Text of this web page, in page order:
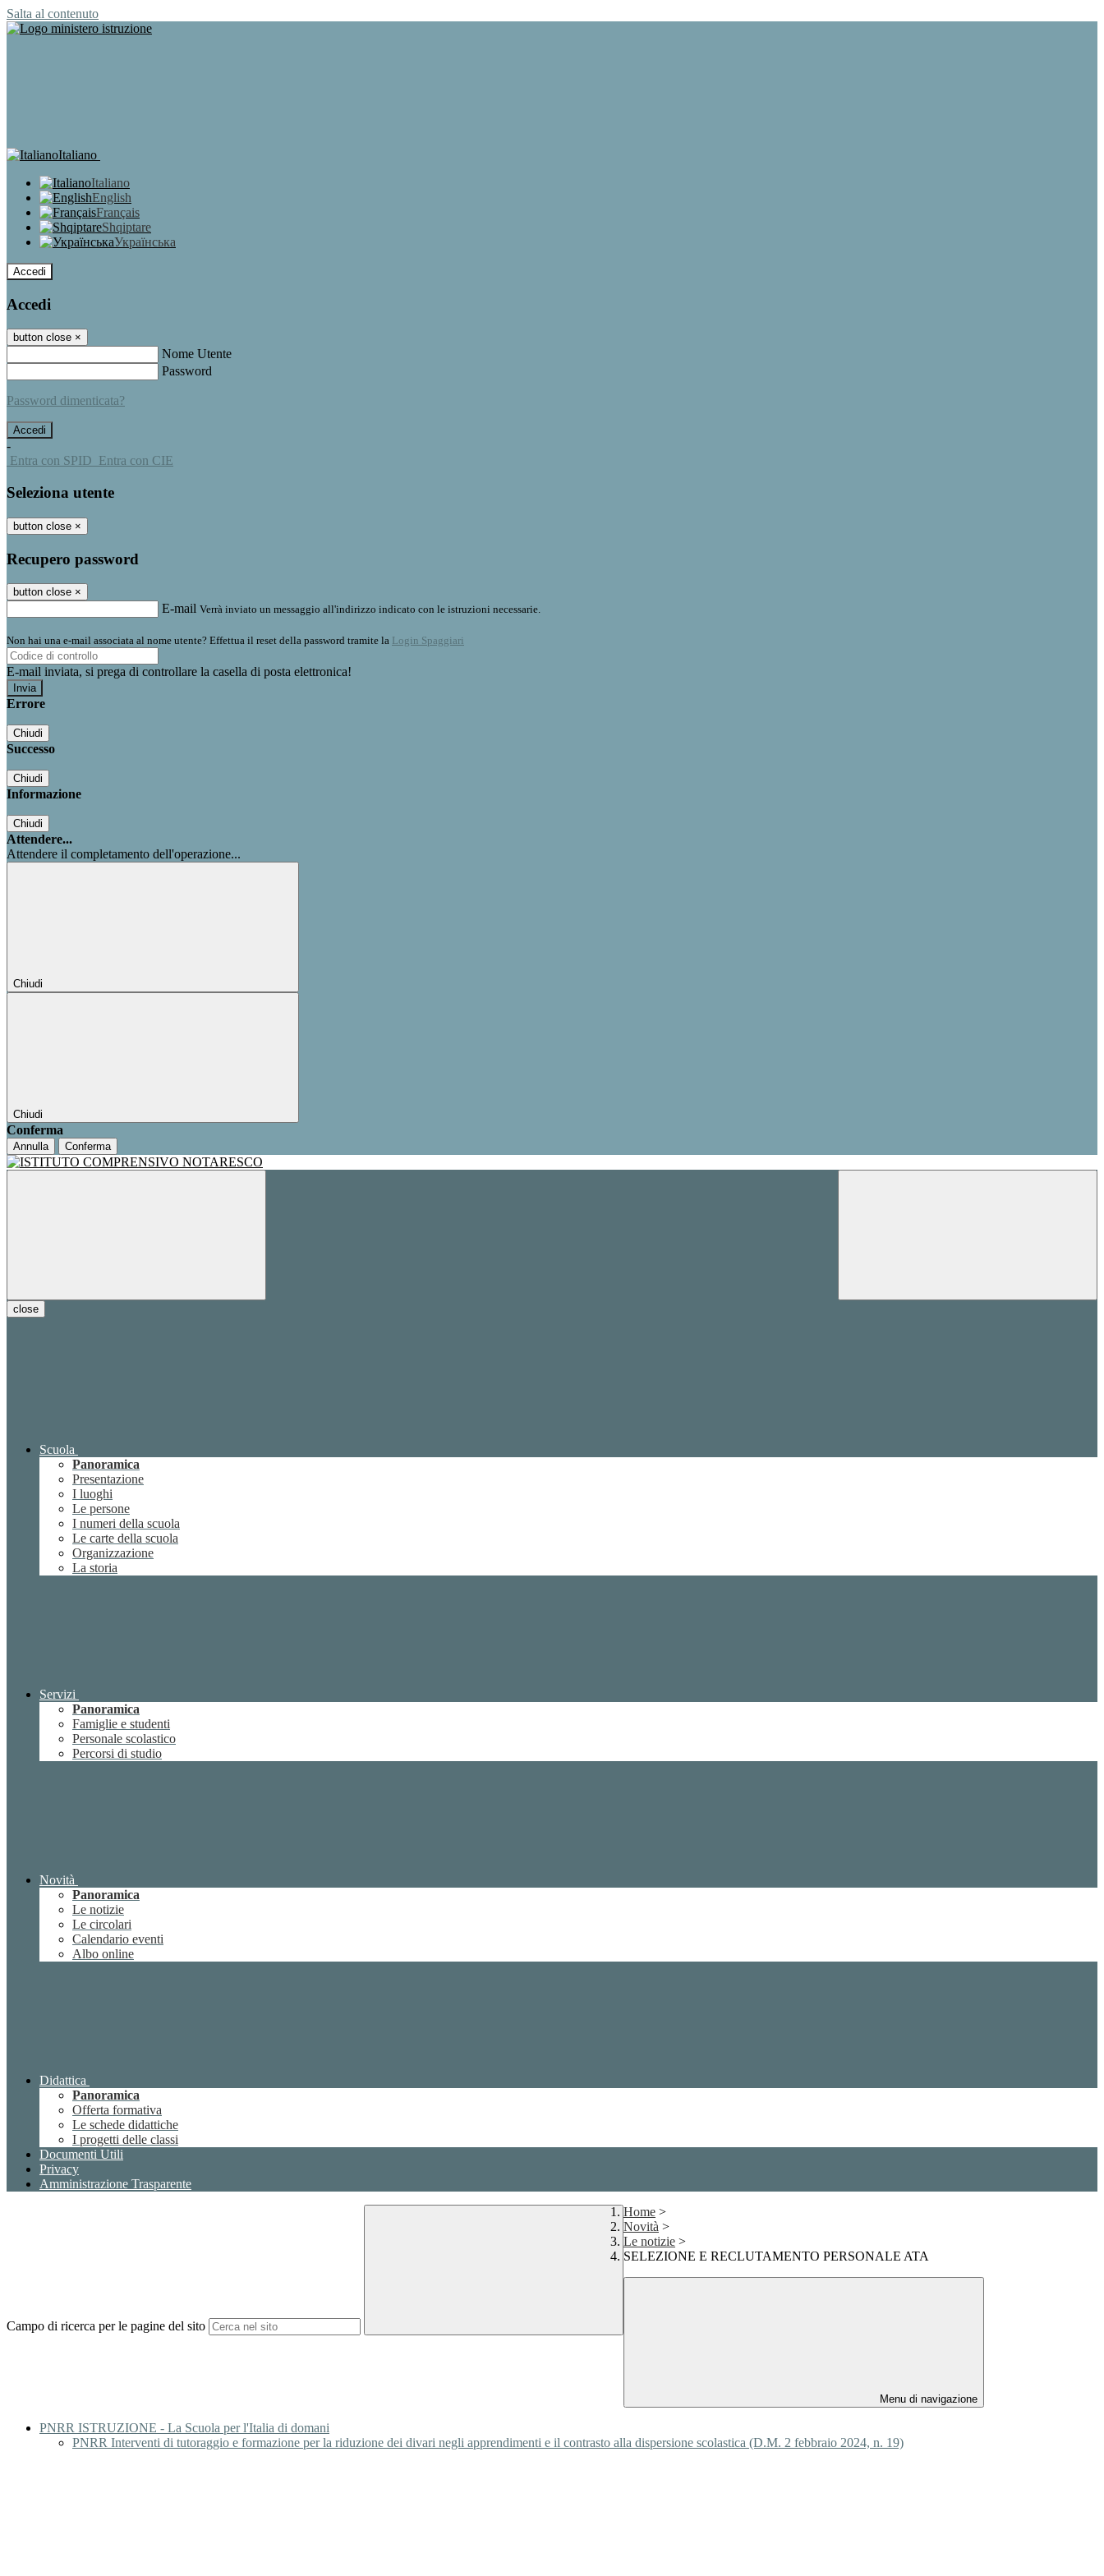
Salta al contenuto
Italiano
Italiano
English
Français
Shqiptare
Українська
Accedi
Accedi
button close ×
Nome Utente
Password
Password dimenticata?
-
Entra con SPID Entra con CIE
Seleziona utente
button close ×
Recupero password
button close ×
E-mail Verrà inviato un messaggio all'indirizzo indicato con le istruzioni necessarie.
Non hai una e-mail associata al nome utente? Effettua il reset della password tramite la Login Spaggiari
E-mail inviata, si prega di controllare la casella di posta elettronica!
Errore
Chiudi
Successo
Chiudi
Informazione
Chiudi
Attendere...
Attendere il completamento dell'operazione...
Chiudi
Chiudi
Conferma
Annulla Conferma
close
Scuola
Panoramica
Presentazione
I luoghi
Le persone
I numeri della scuola
Le carte della scuola
Organizzazione
La storia
Servizi
Panoramica
Famiglie e studenti
Personale scolastico
Percorsi di studio
Novità
Panoramica
Le notizie
Le circolari
Calendario eventi
Albo online
Didattica
Panoramica
Offerta formativa
Le schede didattiche
I progetti delle classi
Documenti Utili
Privacy
Amministrazione Trasparente
Campo di ricerca per le pagine del sito
Home >
Novità >
Le notizie >
SELEZIONE E RECLUTAMENTO PERSONALE ATA
Menu di navigazione
PNRR ISTRUZIONE - La Scuola per l'Italia di domani
PNRR Interventi di tutoraggio e formazione per la riduzione dei divari negli apprendimenti e il contrasto alla dispersione scolastica (D.M. 2 febbraio 2024, n. 19)